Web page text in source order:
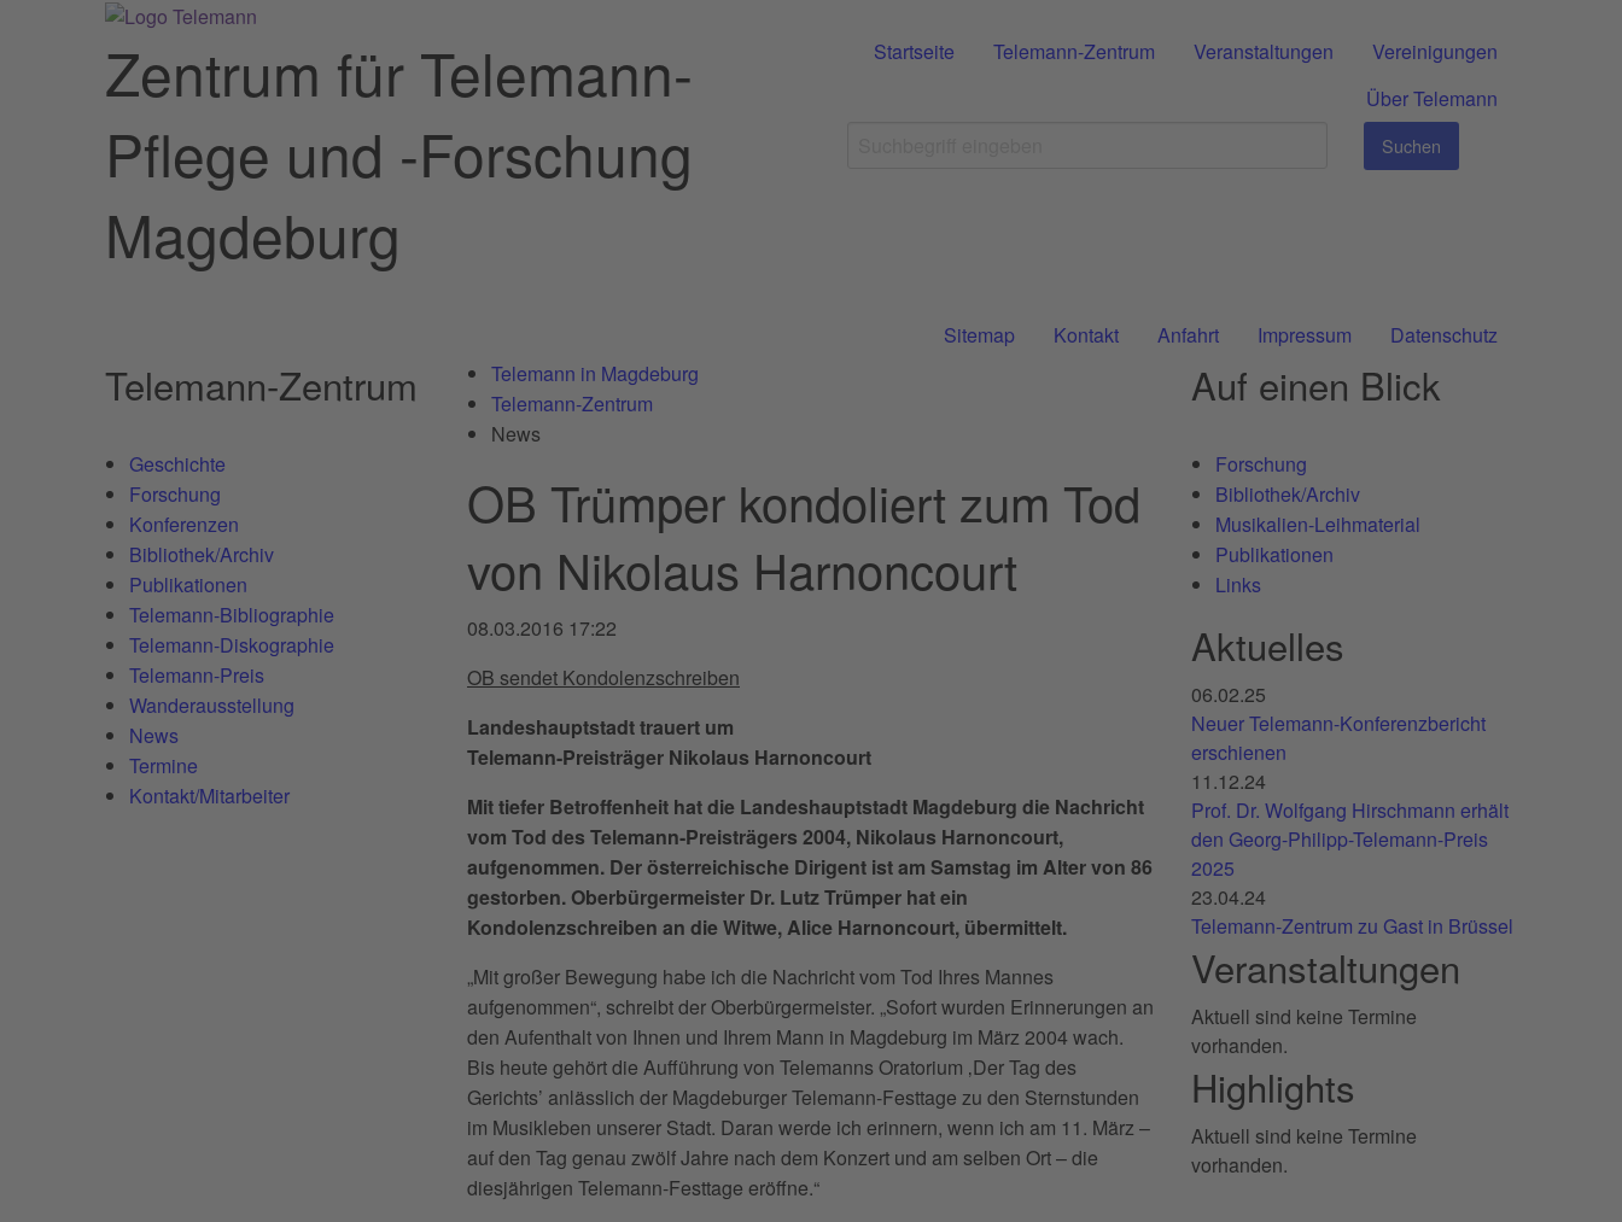
Zentrum für Telemann-
Pflege und -Forschung
Magdeburg
Startseite Telemann-Zentrum Veranstaltungen
Vereinigungen
Über Telemann
Suchen
Sitemap Kontakt Anfahrt Impressum Datenschutz
Telemann-Zentrum
Geschichte
Forschung
Konferenzen
Bibliothek/Archiv
Publikationen
Telemann-Bibliographie
Telemann-Diskographie
Telemann-Preis
Wanderausstellung
News
Termine
Kontakt/Mitarbeiter
Telemann in Magdeburg
Telemann-Zentrum
News
OB Trümper kondoliert zum Tod
von Nikolaus Harnoncourt
08.03.2016 17:22
OB sendet Kondolenzschreiben
Landeshauptstadt trauert um
Telemann-Preisträger Nikolaus Harnoncourt
Mit tiefer Betroffenheit hat die Landeshauptstadt Magdeburg die Nachricht
vom Tod des Telemann-Preisträgers 2004, Nikolaus Harnoncourt,
aufgenommen. Der österreichische Dirigent ist am Samstag im Alter von 86
gestorben. Oberbürgermeister Dr. Lutz Trümper hat ein
Kondolenzschreiben an die Witwe, Alice Harnoncourt, übermittelt.
„Mit großer Bewegung habe ich die Nachricht vom Tod Ihres Mannes
aufgenommen“, schreibt der Oberbürgermeister. „Sofort wurden Erinnerungen an
den Aufenthalt von Ihnen und Ihrem Mann in Magdeburg im März 2004 wach.
Bis heute gehört die Aufführung von Telemanns Oratorium ‚Der Tag des
Gerichts’ anlässlich der Magdeburger Telemann-Festtage zu den Sternstunden
im Musikleben unserer Stadt. Daran werde ich erinnern, wenn ich am 11. März –
auf den Tag genau zwölf Jahre nach dem Konzert und am selben Ort – die
diesjährigen Telemann-Festtage eröffne.“
Auf einen Blick
Forschung
Bibliothek/Archiv
Musikalien-Leihmaterial
Publikationen
Links
Aktuelles
06.02.25
Neuer Telemann-Konferenzbericht
erschienen
11.12.24
Prof. Dr. Wolfgang Hirschmann erhält
den Georg-Philipp-Telemann-Preis
2025
23.04.24
Telemann-Zentrum zu Gast in Brüssel
Veranstaltungen
Aktuell sind keine Termine
vorhanden.
Highlights
Aktuell sind keine Termine
vorhanden.